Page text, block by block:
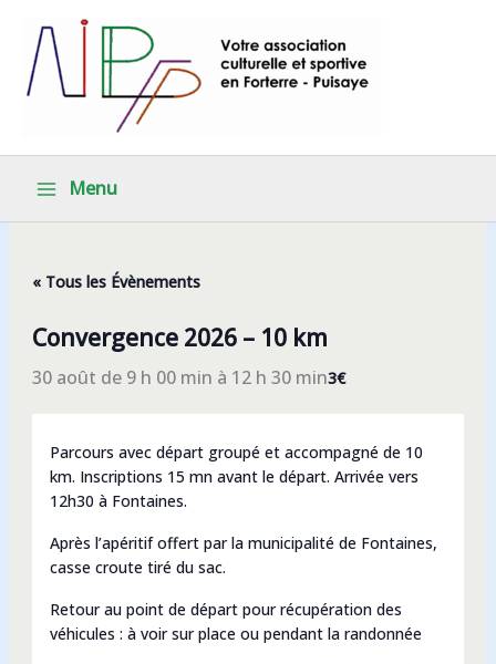
contenu
Menu
« Tous les Évènements
Convergence 2026 – 10 km
30 août de 9 h 00 min à 12 h 30 min3€
Parcours avec départ groupé et accompagné de 10
km. Inscriptions 15 mn avant le départ. Arrivée vers
12h30 à Fontaines.
Après l’apéritif offert par la municipalité de Fontaines,
casse croute tiré du sac.
Retour au point de départ pour récupération des
véhicules : à voir sur place ou pendant la randonnée